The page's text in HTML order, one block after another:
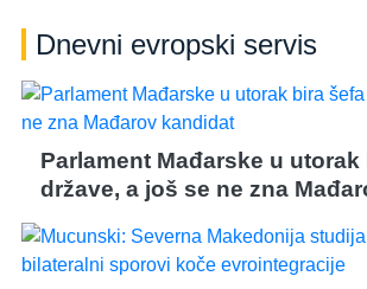
Dnevni evropski servis
Parlament Mađarske u utorak
države, a još se ne zna